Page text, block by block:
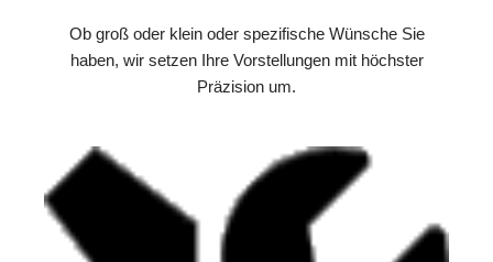
Ob groß oder klein oder spezifische Wünsche Sie
haben, wir setzen Ihre Vorstellungen mit höchster
Präzision um.